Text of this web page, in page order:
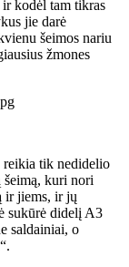
kodėl tam tikras
jie darė
šeimos nariu
žmones
reikia tik nedidelio
šeimą, kuri nori
ir jiems, ir jų
sukūrė didelį A3
saldainiai, o